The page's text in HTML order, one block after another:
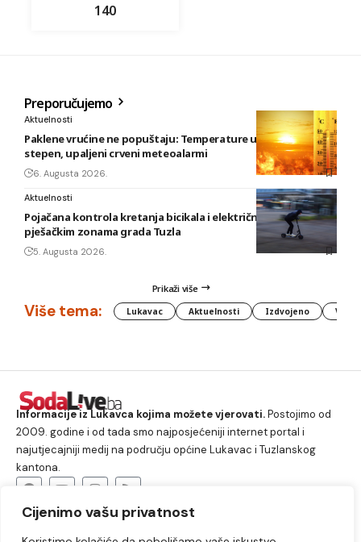
Cijenimo vašu privatnost
140
Preporučujemo
Aktuelnosti
Paklene vrućine ne popuštaju: Temperature u BiH i do 41
stepen, upaljeni crveni meteoalarmi
6. Augusta 2026.
Aktuelnosti
Pojačana kontrola kretanja bicikala i električnih romobila u
pješačkim zonama grada Tuzla
5. Augusta 2026.
Prikaži više
Više tema: Lukavac Aktuelnosti Izdvojeno
Informacije iz Lukavca kojima možete vjerovati.Postojimo od
2009. godine i od tada smo najposjećeniji internet portal i
najutjecajniji medij na području općine Lukavac i Tuzlanskog
kantona.